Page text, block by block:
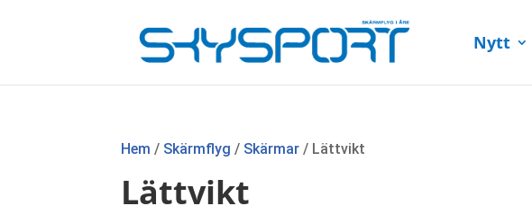
Nytt
Hem / Skärmflyg / Skärmar / Lättvikt
Lättvikt